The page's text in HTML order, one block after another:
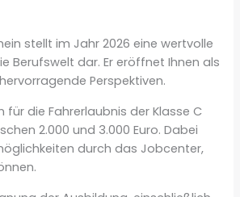
stellt im Jahr 2026 eine wertvolle
Berufswelt dar. Er eröffnet Ihnen als
Perspektiven.
für die Fahrerlaubnis der Klasse C
2.000 und 3.000 Euro. Dabei
durch das Jobcenter,